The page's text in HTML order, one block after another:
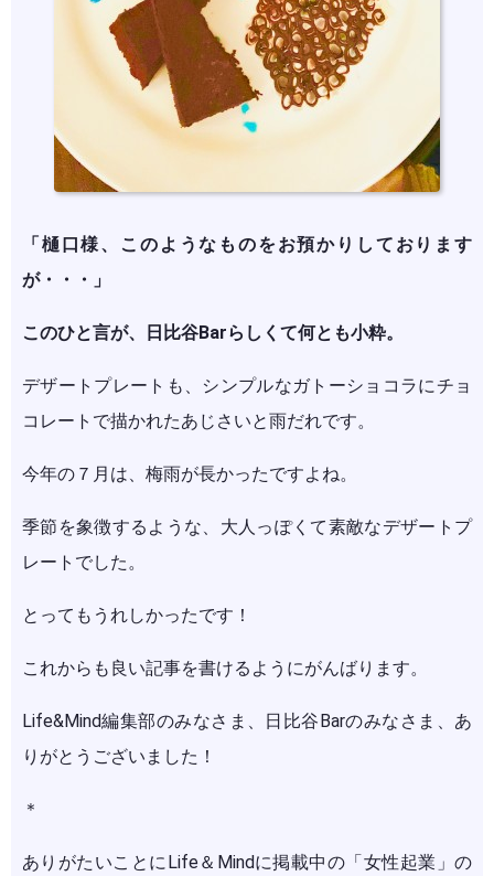
「樋口様、このようなものをお預かりしております
が・・・」
このひと言が、日比谷Barらしくて何とも小粋。
デザートプレートも、シンプルなガトーショコラにチョ
コレートで描かれたあじさいと雨だれです。
今年の７月は、梅雨が長かったですよね。
季節を象徴するような、大人っぽくて素敵なデザートプ
レートでした。
とってもうれしかったです！
これからも良い記事を書けるようにがんばります。
Life&Mind編集部のみなさま、日比谷Barのみなさま、あ
りがとうございました！
＊
ありがたいことにLife＆Mindに掲載中の「女性起業」の